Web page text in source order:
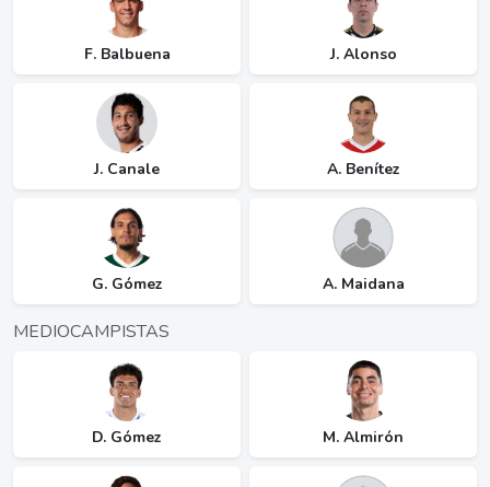
F. Balbuena J. Alonso
J. Canale A. Benítez
G. Gómez A. Maidana
MEDIOCAMPISTAS
D. Gómez M. Almirón